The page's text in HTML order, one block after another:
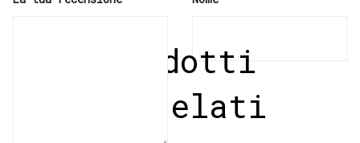
Prodotti
correlati